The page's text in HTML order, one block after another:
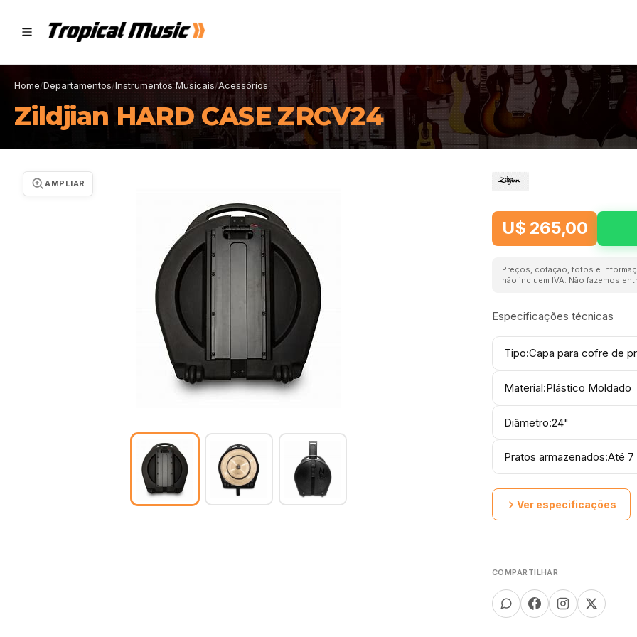
Home/Departamentos/Instrumentos Musicais/Acessórios
Zildjian HARD CASE ZRCV24
AMPLIAR
U$ 265,00
Preços, cotação, fotos e
não incluem IVA. Não fazemos
Especificações técnicas
Tipo:Capa para cofre de
Material:Plástico Moldado
Diâmetro:24"
Pratos armazenados:Até 7
Ver especificações
COMPARTILHAR